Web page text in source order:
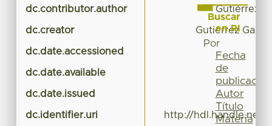
dc.contributor.author Gutiérrez
dc.creator Gutiérrez
dc.date.accessioned
dc.date.available
dc.date.issued
dc.identifier.uri http://hdl.handle.net/
Buscar
en RI
Por
Fecha
de
publicación
Autor
Título
Materia